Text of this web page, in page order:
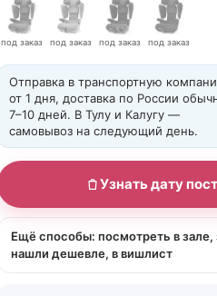
под заказ под заказ под заказ под заказ
Отправка в транспортную
от 1 дня, доставка по России
7–10 дней. В Тулу и Калугу —
самовывоз на следующий день.
Узнать дату
Ещё способы: посмотреть в зале,
нашли дешевле, в вишлист